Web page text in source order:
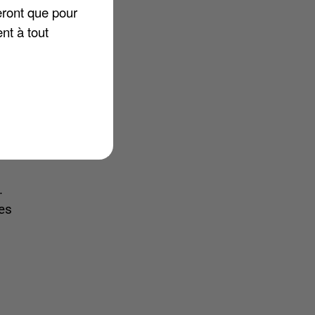
que pour
à tout